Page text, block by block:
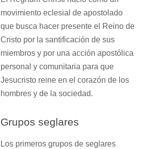
movimiento eclesial de apostolado
que busca hacer presente el Reino de
Cristo por la santificación de sus
miembros y por una acción apostólica
personal y comunitaria para que
Jesucristo reine en el corazón de los
hombres y de la sociedad.
Grupos seglares
Los primeros grupos de seglares